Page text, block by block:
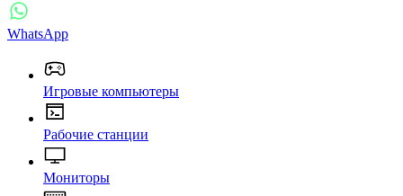
WhatsApp
Игровые компьютеры
Рабочие станции
Мониторы